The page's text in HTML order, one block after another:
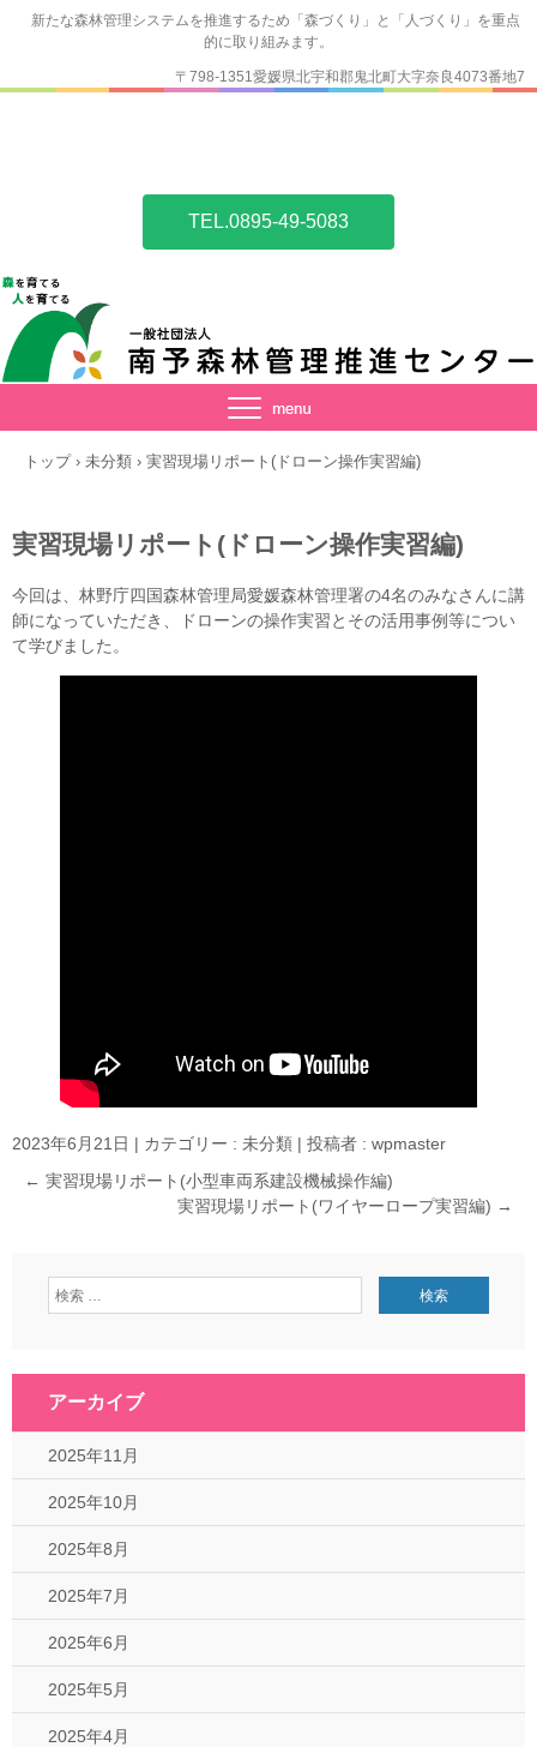
新たな森林管理システムを推進するため「森づくり」と「人づくり」を重点
的に取り組みます。
TEL.0895-49-5083
〒798-1351愛媛県北宇和郡鬼北町大字奈良4073番地7
トップ › 未分類 › 実習現場リポート(ドローン操作実習編)
実習現場リポート(ドローン操作実習編)
今回は、林野庁四国森林管理局愛媛森林管理署の4名のみなさんに講
師になっていただき、ドローンの操作実習とその活用事例等につい
て学びました。
2023年6月21日 | カテゴリー : 未分類 | 投稿者 : wpmaster
← 実習現場リポート(小型車両系建設機械操作編)
実習現場リポート(ワイヤーロープ実習編) →
アーカイブ
2025年11月
2025年10月
2025年8月
2025年7月
2025年6月
2025年5月
2025年4月